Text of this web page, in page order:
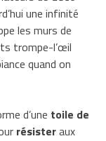
une infinité
les murs de
trompe-l’œil
quand on
d’une toile de
résisteraux